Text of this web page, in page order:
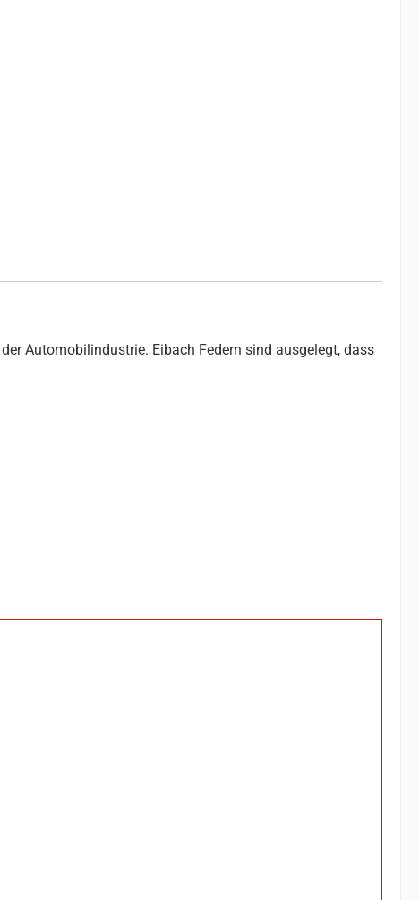
Automobilindustrie. Eibach Federn sind ausgelegt, dass